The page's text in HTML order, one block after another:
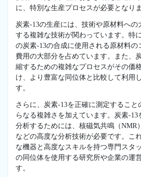
に、特別な生産プロセスが必要となりま
炭素-13の生産には、技術や原材料への
する複雑な技術が関わっています。特
の炭素-13の合成に使用される原材料の
費用の大部分を占めています。また、
縮するための複雑なプロセスがその価
け、より豊富な同位体と比較して利用
す。
さらに、炭素-13を正確に測定すること
らなる複雑さを加えています。炭素-
分析するためには、核磁気共鳴（NMR
などの高度な分析技術が必要です。こ
な機器と高度なスキルを持つ専門スタ
の同位体を使用する研究所や企業の運
す。